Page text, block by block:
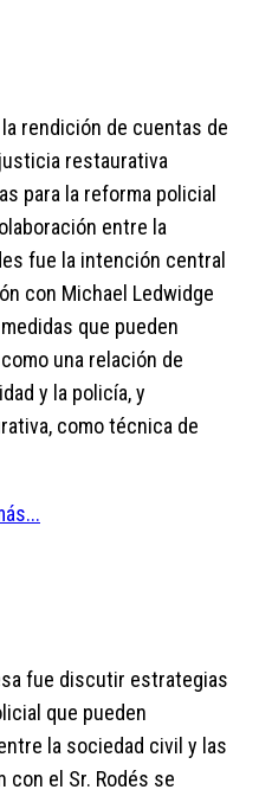
rendición de cuentas de
restaurativa
para la reforma policial
entre la
fue la intención central
con Michael Ledwidge
que pueden
una relación de
y la policía, y
como técnica de
fue discutir estrategias
que pueden
la sociedad civil y las
con el Sr. Rodés se